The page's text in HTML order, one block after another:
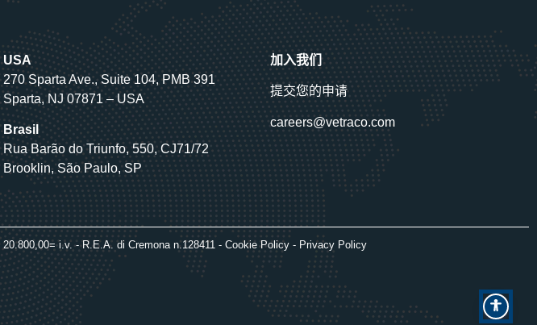
USA
270 Sparta Ave., Suite 104, PMB 391
Sparta, NJ 07871 – USA
Brasil
Rua Barão do Triunfo, 550, CJ71/72
Brooklin, São Paulo, SP
加入我们
提交您的申请
careers@vetraco.com
i.v. - R.E.A. di Cremona n.128411 - Cookie Policy- Privacy Policy